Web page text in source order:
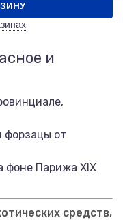
и
форзацы от
фоне Парижа XIX
средств,